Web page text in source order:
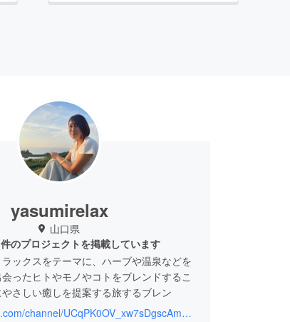
yasumirelax
山口県
のプロジェクトを掲載しています
ックスをテーマに、ハーブや温泉などを
ったヒトやモノやコトをブレンドするこ
さしい癒しを提案する旅するブレン
https://youtube.com/channel/UCqPK0OV_xw7sDgscAmdBBkg